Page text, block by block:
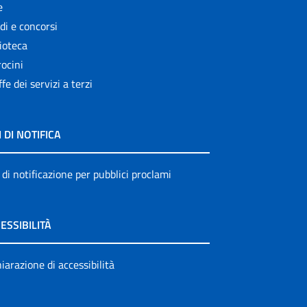
e concorsi
dei servizi a terzi
DI NOTIFICA
notificazione per pubblici proclami
di accessibilità